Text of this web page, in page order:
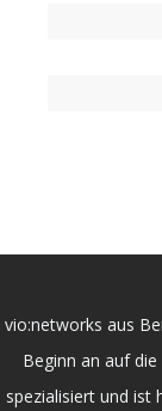
vio:networks aus
Beginn an auf
spezialisiert und ist